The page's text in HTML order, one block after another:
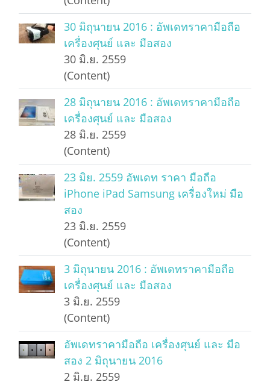
30 มิถุนายน 2016 : อัพเดทราคามือถือ
เครื่องศุนย์ และ มือสอง
30 มิ.ย. 2559
(Content)
28 มิถุนายน 2016 : อัพเดทราคามือถือ
เครื่องศุนย์ และ มือสอง
28 มิ.ย. 2559
(Content)
23 มิย. 2559 อัพเดท ราคา มือถือ
iPhone iPad Samsung เครื่องใหม่ มือ
สอง
23 มิ.ย. 2559
(Content)
3 มิถุนายน 2016 : อัพเดทราคามือถือ
เครื่องศุนย์ และ มือสอง
3 มิ.ย. 2559
(Content)
อัพเดทราคามือถือ เครื่องศุนย์ และ มือ
สอง 2 มิถุนายน 2016
2 มิ.ย. 2559